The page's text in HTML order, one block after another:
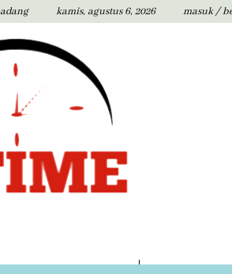
kamis, agustus 6, 2026 masuk /